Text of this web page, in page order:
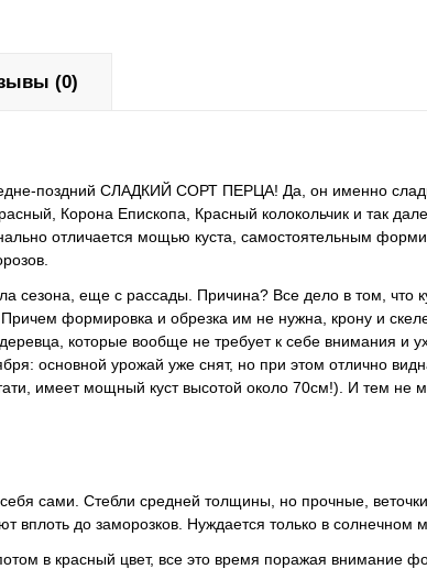
поздний СЛАДКИЙ СОРТ ПЕРЦА! Да, он именно
Корона Епископа, Красный колокольчик и так
отличается мощью куста, самостоятельным
сезона, еще с рассады. Причина? Все дело в том, что
формировка и обрезка им не нужна, крону и
которые вообще не требует к себе внимания и
основной урожай уже снят, но при этом отлично
имеет мощный куст высотой около 70см!). И тем не
сами. Стебли средней толщины, но прочные,
вплоть до заморозков. Нуждается только в солнечном
в красный цвет, все это время поражая внимание
(0)